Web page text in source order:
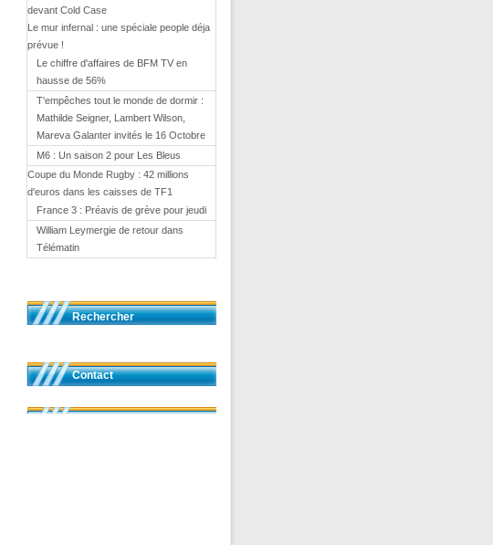
devant Cold Case
Le mur infernal : une spéciale people déja
prévue !
Le chiffre d'affaires de BFM TV en
hausse de 56%
T'empêches tout le monde de dormir :
Mathilde Seigner, Lambert Wilson,
Mareva Galanter invités le 16 Octobre
M6 : Un saison 2 pour Les Bleus
Coupe du Monde Rugby : 42 millions
d'euros dans les caisses de TF1
France 3 : Préavis de grève pour jeudi
William Leymergie de retour dans
Télématin
Rechercher
Contact